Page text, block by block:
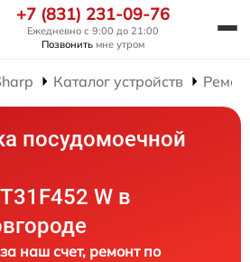
+7 (831) 231-09-76
Ежедневно с 9:00 до 21:00
Позвонить мне утром
Каталог устройств
посудомоечной
W в
наш счет, ремонт по